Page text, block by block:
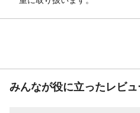
みんなが役に立ったレビュ